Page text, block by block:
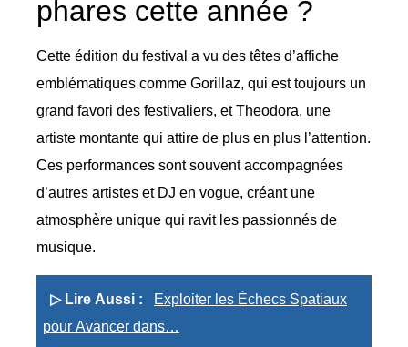
phares cette année ?
Cette édition du festival a vu des têtes d’affiche
emblématiques comme Gorillaz, qui est toujours un
grand favori des festivaliers, et Theodora, une
artiste montante qui attire de plus en plus l’attention.
Ces performances sont souvent accompagnées
d’autres artistes et DJ en vogue, créant une
atmosphère unique qui ravit les passionnés de
musique.
▷ Lire Aussi :
Exploiter les Échecs Spatiaux
pour Avancer dans…